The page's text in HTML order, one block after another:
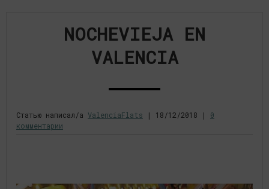
NOCHEVIEJA EN
VALENCIA
Статью написал/а ValenciaFlats | 18/12/2018 | 0
комментарии